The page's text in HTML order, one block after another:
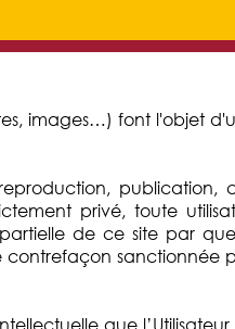
images…) font l'objet
publication,
privé, toute
de ce site par
sanctionnée
que